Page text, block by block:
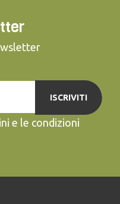
ISCRIVITI
e le condizioni